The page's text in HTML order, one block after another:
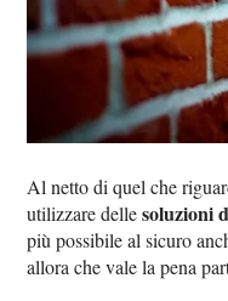
Al netto di quel che
utilizzare dellesoluzioni
più possibile al sicuro
allora che vale la pena